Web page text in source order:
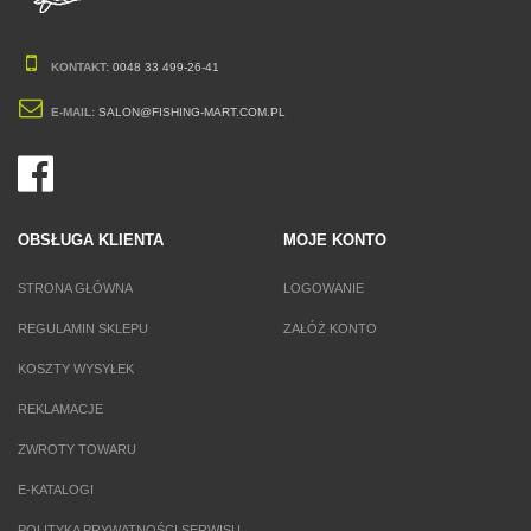
KONTAKT: 0048 33 499-26-41
E-MAIL: SALON@FISHING-MART.COM.PL
OBSŁUGA KLIENTA
STRONA GŁÓWNA
REGULAMIN SKLEPU
KOSZTY WYSYŁEK
REKLAMACJE
ZWROTY TOWARU
E-KATALOGI
MOJE KONTO
LOGOWANIE
ZAŁÓŻ KONTO